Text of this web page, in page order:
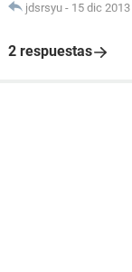
jdsrsyu - 15 dic
2 respuestas